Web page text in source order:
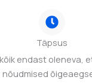
Täpsus
endast oleneva,
nõudmised